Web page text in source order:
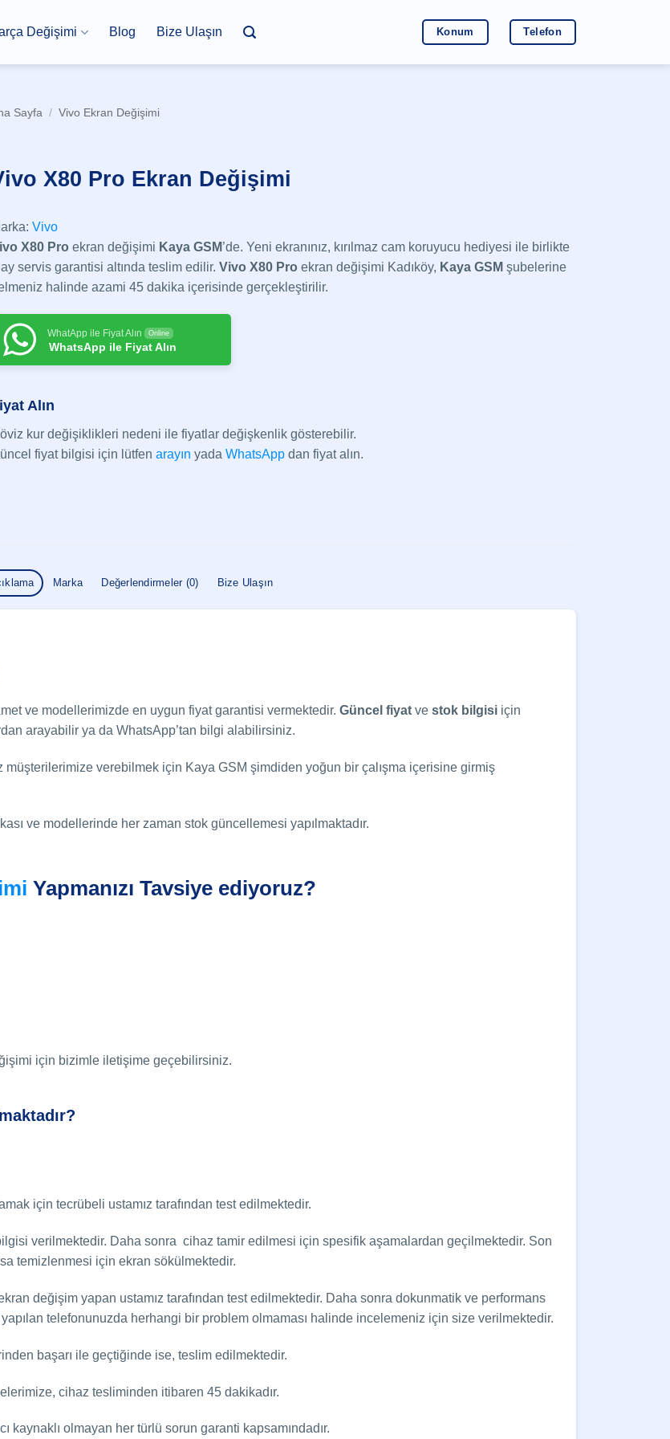
Değişimi Blog Bize Ulaşın Konum Telefon
Sayfa / Vivo Ekran Değişimi
X80 Pro Ekran Değişimi
Vivo
X80 Pro ekran değişimi Kaya GSM’de. Yeni ekranınız, kırılmaz cam koruyucu hediyesi ile birlikte
servis garantisi altında teslim edilir. Vivo X80 Pro ekran değişimi Kadıköy, Kaya GSM şubelerine
halinde azami 45 dakika içerisinde gerçekleştirilir.
WhatApp ile Fiyat Alın Online
WhatsApp ile Fiyat Alın
Alın
kur değişiklikleri nedeni ile fiyatlar değişkenlik gösterebilir.
fiyat bilgisi için lütfen arayın yada WhatsApp dan fiyat alın.
Marka Değerlendirmeler (0) Bize Ulaşın
ve modellerimizde en uygun fiyat garantisi vermektedir. Güncel fiyat ve stok bilgisi için
arayabilir ya da WhatsApp’tan bilgi alabilirsiniz.
müşterilerimize verebilmek için Kaya GSM şimdiden yoğun bir çalışma içerisine girmiş
ve modellerinde her zaman stok güncellemesi yapılmaktadır.
Yapmanızı Tavsiye ediyoruz?
için bizimle iletişime geçebilirsiniz.
için tecrübeli ustamız tarafından test edilmektedir.
verilmektedir. Daha sonra cihaz tamir edilmesi için spesifik aşamalardan geçilmektedir. Son
temizlenmesi için ekran sökülmektedir.
değişim yapan ustamız tarafından test edilmektedir. Daha sonra dokunmatik ve performans
telefonunuzda herhangi bir problem olmaması halinde incelemeniz için size verilmektedir.
başarı ile geçtiğinde ise, teslim edilmektedir.
cihaz tesliminden itibaren 45 dakikadır.
kaynaklı olmayan her türlü sorun garanti kapsamındadır.